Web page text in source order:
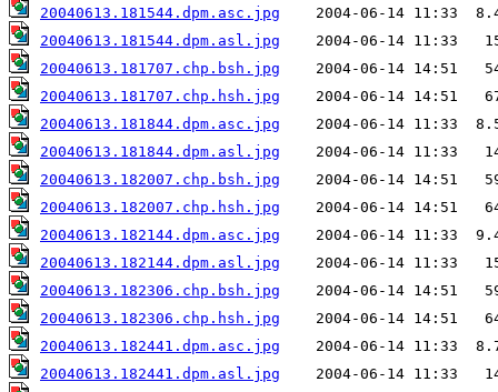
20040613.181544.dpm.asc.jpg
20040613.181544.dpm.asl.jpg
20040613.181707.chp.bsh.jpg
20040613.181707.chp.hsh.jpg
20040613.181844.dpm.asc.jpg
20040613.181844.dpm.asl.jpg
20040613.182007.chp.bsh.jpg
20040613.182007.chp.hsh.jpg
20040613.182144.dpm.asc.jpg
20040613.182144.dpm.asl.jpg
20040613.182306.chp.bsh.jpg
20040613.182306.chp.hsh.jpg
20040613.182441.dpm.asc.jpg
20040613.182441.dpm.asl.jpg